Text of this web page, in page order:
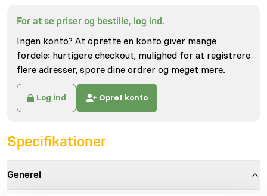
For at se priser og bestille, log ind.
Ingen konto? At oprette en konto giver mange
fordele: hurtigere checkout, mulighed for at registrere
flere adresser, spore dine ordrer og meget mere.
Log ind Opret konto
Specifikationer
Generel